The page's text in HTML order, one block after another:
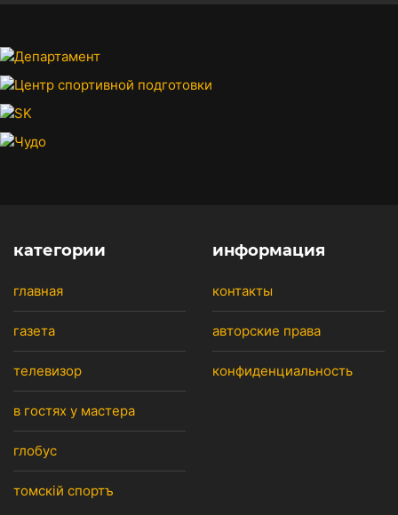
категории
главная
газета
телевизор
в гостях у мастера
глобус
томскiй спортъ
информация
контакты
авторские права
конфиденциальность